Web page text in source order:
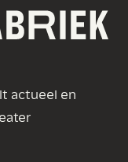
actueel en